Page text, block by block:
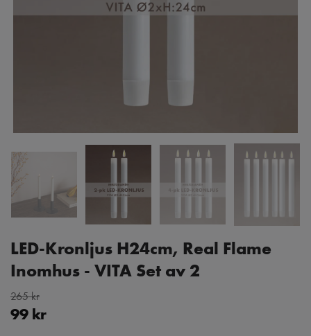
LED-Kronljus H24cm, Real Flame
Inomhus - VITA Set av 2
265 kr
99 kr